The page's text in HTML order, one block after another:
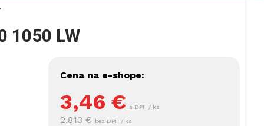
1050 LW
Cena na e-shope:
3,46 € s DPH / ks
2,813 € bez DPH / ks